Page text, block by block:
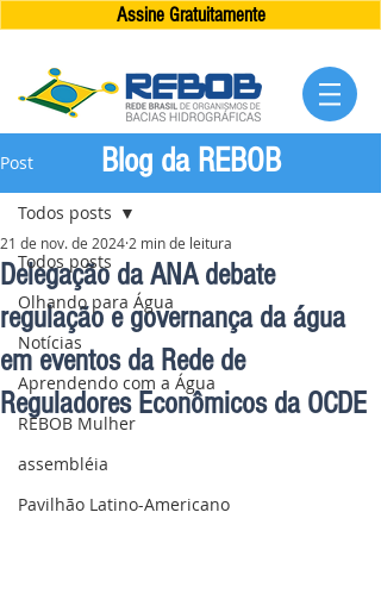
Assine Gratuitamente
Post
Todos posts
Olhando para Água
Notícias
Aprendendo com a Água
REBOB Mulher
assembléia
Pavilhão Latino-Americano
Todos posts
Delegação da ANA debate
regulação e governança da água
em eventos da Rede de
Reguladores Econômicos da OCDE
21 de nov. de 2024 2 min de leitura
Blog da REBOB